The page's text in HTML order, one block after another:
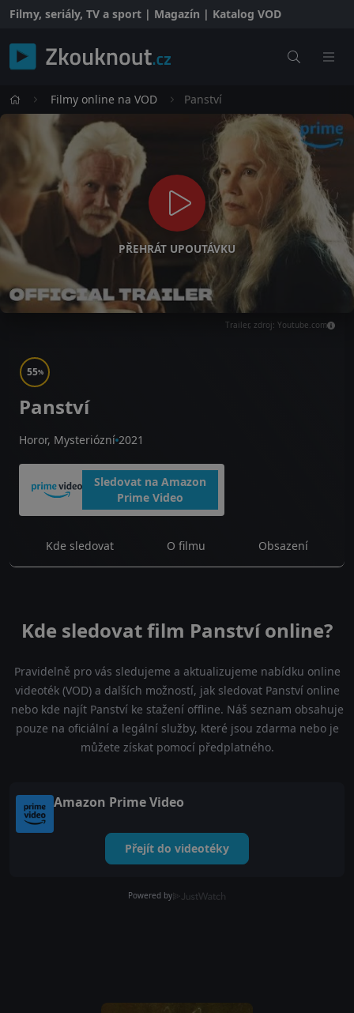
Filmy, seriály, TV a sport | Magazín | Katalog VOD
Filmy online na VOD Panství
PŘEHRÁT UPOUTÁVKU
Trailer, zdroj: Youtube.com
55%
Panství
Horor, Mysteriózní 2021
Sledovat na Amazon
Prime Video
Kde sledovat O filmu Obsazení
Kde sledovat film Panství online?
Pravidelně pro vás sledujeme a aktualizujeme nabídku online
videoték (VOD) a dalších možností, jak sledovat Panství online
nebo kde najít Panství ke stažení offline. Náš seznam obsahuje
pouze na oficiální a legální služby, které jsou zdarma nebo je
můžete získat pomocí předplatného.
Amazon Prime Video
Přejít do videotéky
Powered by